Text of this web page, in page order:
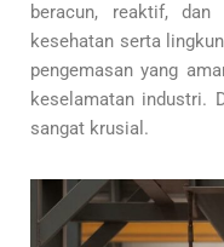
beracun, reaktif, dan
kesehatan serta
pengemasan yang
keselamatan industri.
sangat krusial.